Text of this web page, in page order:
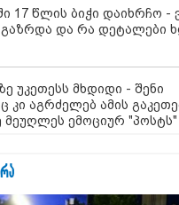
17 წლის ბიჭი დაიხრჩო -
და რა დეტალები
უკეთესს მხდიდი - შენი
კი აგრძელებ ამის
ემოციურ "პოსტს"